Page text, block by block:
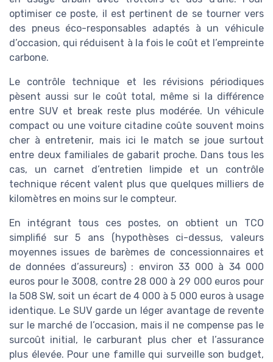
optimiser ce poste, il est pertinent de se tourner vers
des pneus éco-responsables adaptés à un véhicule
d’occasion, qui réduisent à la fois le coût et l’empreinte
carbone.
Le contrôle technique et les révisions périodiques
pèsent aussi sur le coût total, même si la différence
entre SUV et break reste plus modérée. Un véhicule
compact ou une voiture citadine coûte souvent moins
cher à entretenir, mais ici le match se joue surtout
entre deux familiales de gabarit proche. Dans tous les
cas, un carnet d’entretien limpide et un contrôle
technique récent valent plus que quelques milliers de
kilomètres en moins sur le compteur.
En intégrant tous ces postes, on obtient un TCO
simplifié sur 5 ans (hypothèses ci-dessus, valeurs
moyennes issues de barèmes de concessionnaires et
de données d’assureurs) : environ 33 000 à 34 000
euros pour le 3008, contre 28 000 à 29 000 euros pour
la 508 SW, soit un écart de 4 000 à 5 000 euros à usage
identique. Le SUV garde un léger avantage de revente
sur le marché de l’occasion, mais il ne compense pas le
surcoût initial, le carburant plus cher et l’assurance
plus élevée. Pour une famille qui surveille son budget,